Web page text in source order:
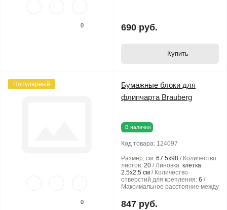
0 690 руб.
Купить
Популярный
0
Бумажные блоки для
флипчарта Brauberg
В наличии
Код товара: 124097
Размер, см: 67.5х98
Количество
листов: 20 Линовка: клетка
2.5х2.5 см
Количество
отверстий для крепления: 6
Максимальное расстояние между
847 руб.